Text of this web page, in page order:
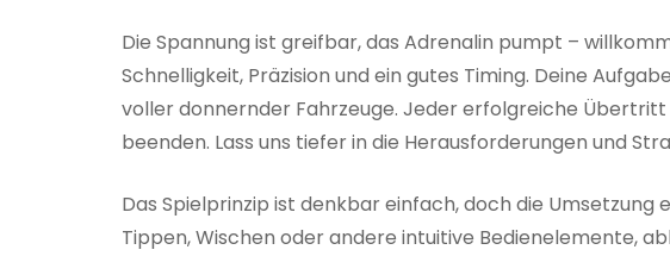
Die Spannung ist greifbar, das Adrenalin pumpt –
Schnelligkeit, Präzision und ein gutes Timing. Deine
voller donnernder Fahrzeuge. Jeder erfolgreiche
beenden. Lass uns tiefer in die Herausforderungen und
Das Spielprinzip ist denkbar einfach, doch die
Tippen, Wischen oder andere intuitive Bedienelemente,